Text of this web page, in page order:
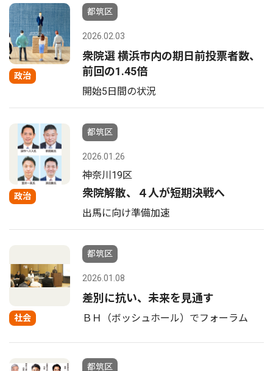
政治
都筑区
2026.02.03
衆院選 横浜市内の期日前投票者数、
前回の1.45倍
開始5日間の状況
政治
都筑区
2026.01.26
神奈川19区
衆院解散、４人が短期決戦へ
出馬に向け準備加速
社会
都筑区
2026.01.08
差別に抗い、未来を見通す
ＢＨ（ボッシュホール）でフォーラム
都筑区